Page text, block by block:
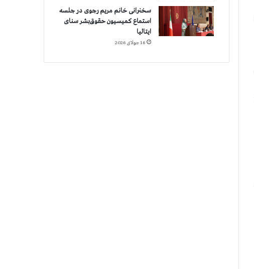
سخنرانی خانم مریم رجوی در جلسه
استماع کمیسیون حقوق‌بشر سنای
ایتالیا
16 جولای 2026